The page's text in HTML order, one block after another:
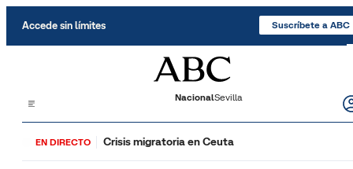
Accede sin límites Suscríbete a ABC
NacionalSevilla
EN DIRECTO Crisis migratoria en Ceuta